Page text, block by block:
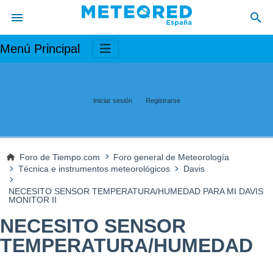
Menú Principal
Iniciar sesión Registrarse
Foro de Tiempo.com
Foro general de Meteorología
Técnica e instrumentos meteorológicos
Davis
NECESITO SENSOR TEMPERATURA/HUMEDAD PARA MI DAVIS
MONITOR II
NECESITO SENSOR
TEMPERATURA/HUMEDAD